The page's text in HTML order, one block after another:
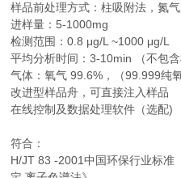
样品前处理方式：柱吸附法，氮
进样量：5-1000mg
检测范围：0.8 μg/L ~1000 μg/L
平均分析时间：3-10min （不包含
气体：氧气 99.6%，（99.999纯氧
改进型样品舟，可直接注入样品
在线控制及数据处理软件（选配)
符合：
H/JT 83 -2001中国环保行业标准